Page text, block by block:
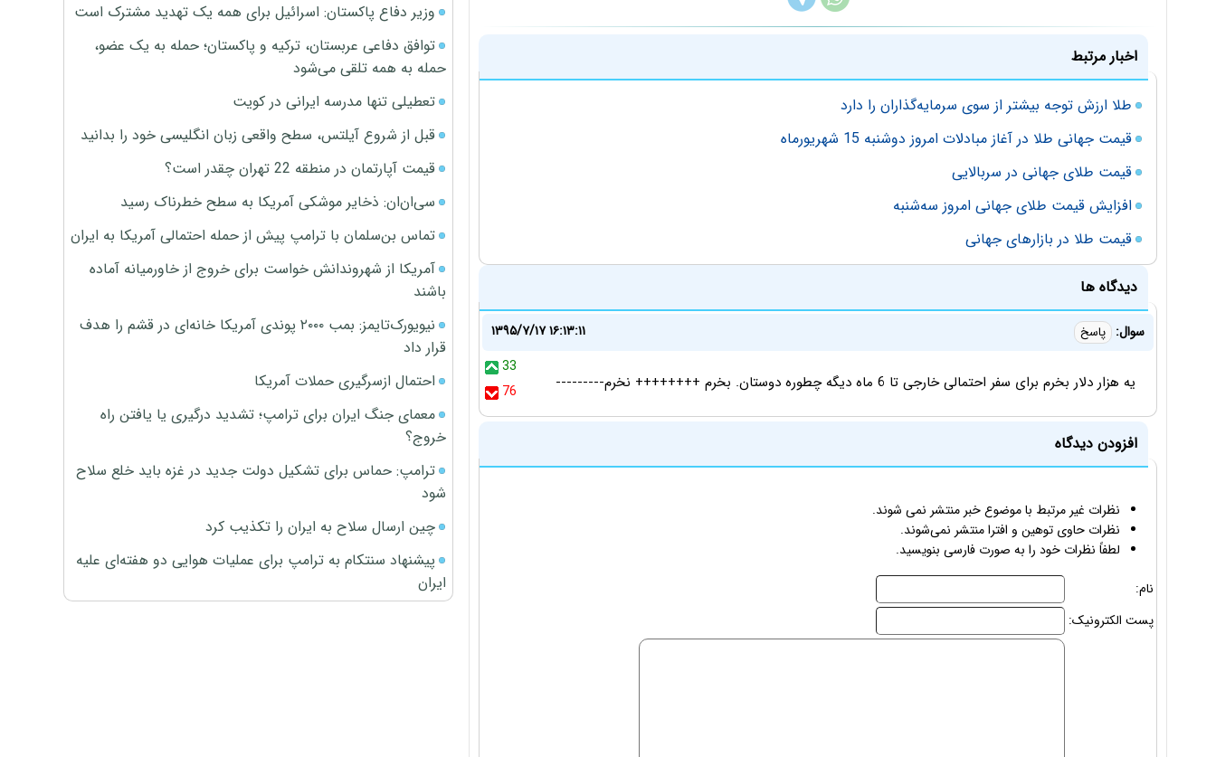
اخبار مرتبط
طلا ارزش توجه بیشتر از سوی سرمایه‌گذاران را دارد
قیمت جهانی طلا در آغاز مبادلات امروز دوشنبه 15 شهریورماه
قیمت طلای جهانی در سربالایی
افزایش قیمت طلای جهانی امروز سه‌شنبه
قیمت طلا در بازارهای جهانی
دیدگاه ها
سوال: پاسخ
۱۳۹۵/۷/۱۷ ۱۶:۱۳:۱۱
33
76
یه هزار دلار بخرم برای سفر احتمالی خارجی تا 6 ماه دیگه چطوره دوستان. بخرم ++++++++ نخرم---------
افزودن دیدگاه
نظرات غیر مرتبط با موضوع خبر منتشر نمی شوند.
نظرات حاوی توهین و افترا منتشر نمی‌شوند.
لطفاً نظرات خود را به صورت فارسی بنویسید.
نام:
پست الکترونیک:
وزیر دفاع پاکستان: اسرائیل برای همه یک تهدید مشترک است
توافق دفاعی عربستان، ترکیه و پاکستان؛ حمله به یک عضو،
حمله به همه تلقی می‌شود
تعطیلی تنها مدرسه ایرانی در کویت
قبل از شروع آیلتس، سطح واقعی زبان انگلیسی خود را بدانید
قیمت آپارتمان در منطقه 22 تهران چقدر است؟
سی‌ان‌ان: ذخایر موشکی آمریکا به سطح خطرناک رسید
تماس بن‌سلمان با ترامپ پیش از حمله احتمالی آمریکا به ایران
آمریکا از شهروندانش خواست برای خروج از خاورمیانه آماده
باشند
نیویورک‌تایمز: بمب ۲۰۰۰ پوندی آمریکا خانه‌ای در قشم را هدف
قرار داد
احتمال ازسرگیری حملات آمریکا
معمای جنگ ایران برای ترامپ؛ تشدید درگیری یا یافتن راه
خروج؟
ترامپ: حماس برای تشکیل دولت جدید در غزه باید خلع سلاح
شود
چین ارسال سلاح به ایران را تکذیب کرد
پیشنهاد سنتکام به ترامپ برای عملیات هوایی دو هفته‌ای علیه
ایران